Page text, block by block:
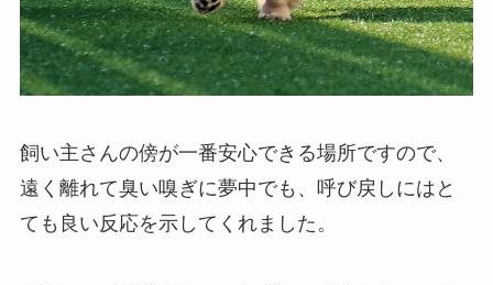
飼い主さんの傍が一番安心できる場所ですので、
遠く離れて臭い嗅ぎに夢中でも、呼び戻しにはと
ても良い反応を示してくれました。